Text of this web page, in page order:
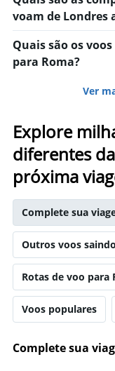
voam de Londres
Quais são os
para Roma?
Ver
Explore
diferentes
próxima
Complete sua
Outros voos
Rotas de voo para
Voos populares
Complete sua